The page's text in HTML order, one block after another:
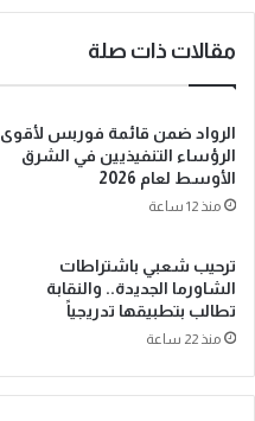
مقالات ذات صلة
الرواد ضمن قائمة فوربس لأقوى
الرؤساء التنفيذيين في الشرق
الأوسط لعام 2026
منذ 12 ساعة
ترحيب شعبي باشتراطات
الشاورما الجديدة.. والنقابة
تطالب بتطبيقها تدريجياً
منذ 22 ساعة